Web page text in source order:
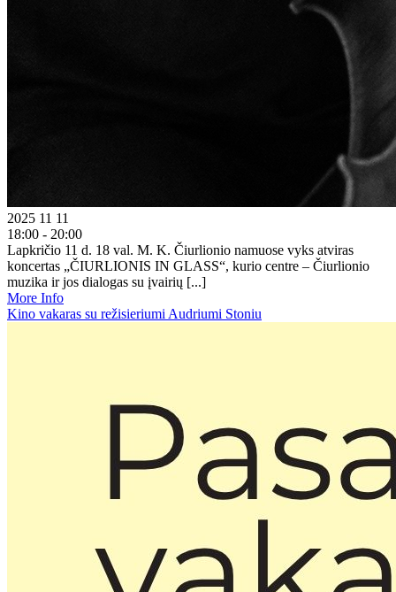
2025 11 11
18:00 - 20:00
Lapkričio 11 d. 18 val. M. K. Čiurlionio namuose vyks atviras
koncertas „ČIURLIONIS IN GLASS“, kurio centre – Čiurlionio
muzika ir jos dialogas su įvairių [...]
More Info
Kino vakaras su režisieriumi Audriumi Stoniu